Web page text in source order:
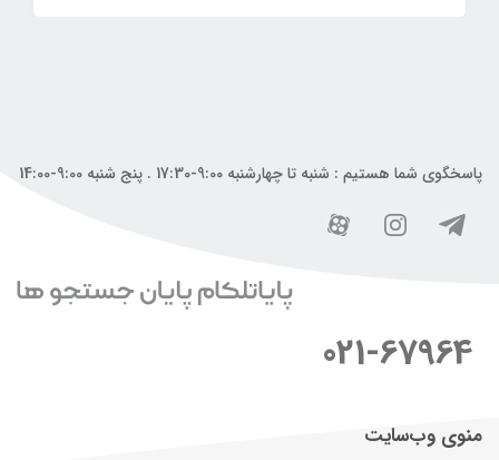
پاسخگوی شما هستیم : شنبه تا چهارشنبه 9:00-17:30 . پنج شنبه 9:00-14:00
021-67964
منوی وب‌سایت